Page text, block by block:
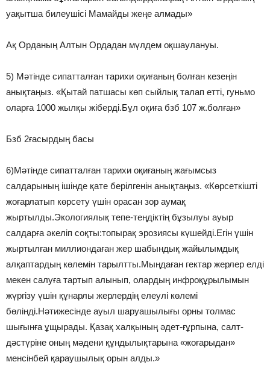
уақытша билеушісі Мамайды жеңе алмады»
Ақ Орданың Алтын Ордадан мүлдем оқшаулануы.
5) Мәтінде сипатталған тарихи оқиғаның болған кезеңін
анықтаңыз. «Қытай патшасы көп сыйлық талап етті, гуньмо
оларға 1000 жылқы жіберді.Бұл оқиға бзб 107 ж.болған»
Бзб 2ғасырдың басы
6)Мәтінде сипатталған тарихи оқиғаның жағымсыз
салдарының ішінде қате берілгенін анықтаңыз. «Көрсеткішті
жоғарлатып көрсету үшін орасан зор аумақ
жыртылды.Экологиялық тепе-теңдіктің бұзылуы ауыр
салдарға әкеліп соқты:топырақ эрозиясы күшейді.Егін үшін
жыртылған миллиондаған жер шабындық жайылымдық
алқаптардың көлемін тарылтты.Мыңдаған гектар жерлер елді
мекен салуға тартып алынып, олардың инфроқұрылымын
жүргізу үшін құнарлы жерлердің елеулі көлемі
бөлінді.Нәтижесінде ауыл шаруашылығы орны толмас
шығынға ұщырады. Қазақ халқының әдет-ғұрпына, салт-
дәстүріне оның мәдени құндылықтарына «жоғарыдан»
менсінбей қараушылық орын алды.»